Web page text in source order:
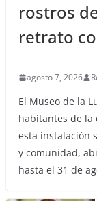
rostros
retrato
agosto 7, 2026
El Museo de la
habitantes de la
esta instalación
y comunidad,
hasta el 31 de